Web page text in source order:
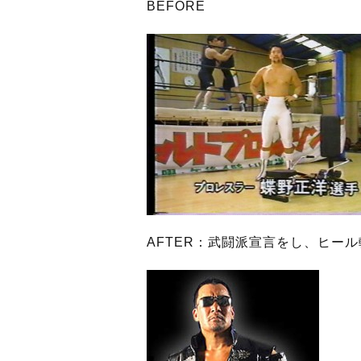
BEFORE
AFTER：武闘派宣言をし、ヒール